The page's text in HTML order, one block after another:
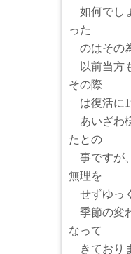
如何でし
った
のはその
以前当方
その際
は復活に1
あいざわ
たとの
事ですが
無理を
せずゆっ
季節の変
なって
きており